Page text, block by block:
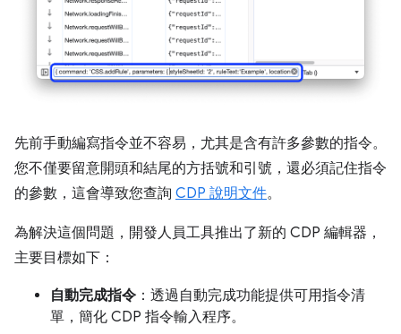
先前手動編寫指令並不容易，尤其是含有許多參數的指令。
您不僅要留意開頭和結尾的方括號和引號，還必須記住指令
的參數，這會導致您查詢 CDP 說明文件。
為解決這個問題，開發人員工具推出了新的 CDP 編輯器，
主要目標如下：
自動完成指令 ：透過自動完成功能提供可用指令清
單，簡化 CDP 指令輸入程序。